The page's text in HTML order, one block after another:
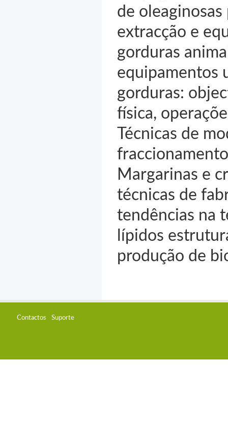
de
extracção e
gorduras
equipamentos
gorduras:
física,
Técnicas de
Margarinas e
técnicas de
tendências na
lípidos
produção de
Contactos Suporte